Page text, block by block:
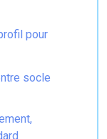
pour
socle